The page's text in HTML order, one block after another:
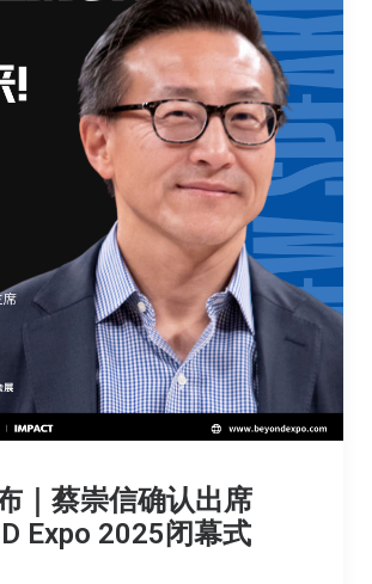
｜蔡崇信确认出席
Expo 2025闭幕式